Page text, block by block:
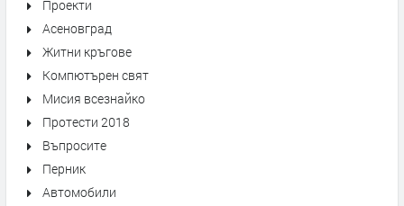
Проекти
Асеновград
Житни кръгове
Компютърен свят
Мисия всезнайко
Протести 2018
Въпросите
Перник
Автомобили